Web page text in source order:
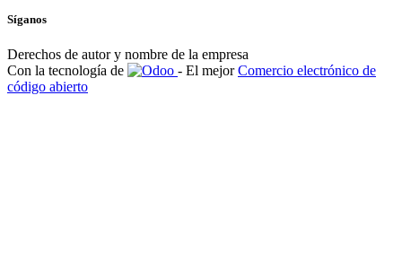
Síganos
Derechos de autor y nombre de la empresa
Con la tecnología de
- El mejorComercio electrónico de
código abierto